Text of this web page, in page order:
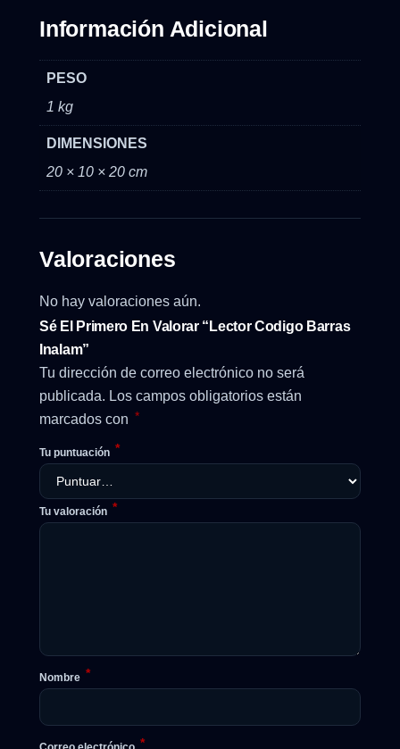
Información Adicional
PESO
1 kg
DIMENSIONES
20 × 10 × 20 cm
Valoraciones
No hay valoraciones aún.
Sé El Primero En Valorar “Lector Codigo Barras
Inalam”
Tu dirección de correo electrónico no será
publicada. Los campos obligatorios están
marcados con *
Tu puntuación *
Tu valoración *
Nombre *
*